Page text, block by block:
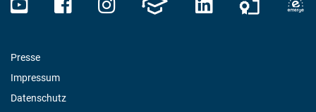
Presse
Impressum
Datenschutz